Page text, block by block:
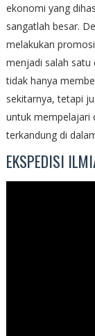
ekonomi yang
sangatlah besar.
melakukan
menjadi salah satu
tidak hanya
sekitarnya, tetapi
untuk mempelajari
terkandung di
EKSPEDISI